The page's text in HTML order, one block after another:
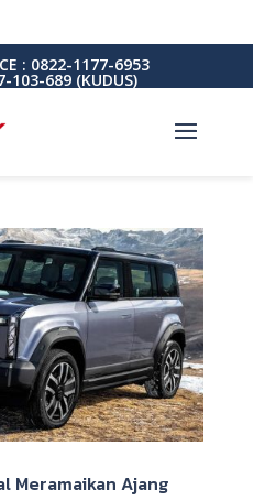
: 0822-1177-6953
103-689 (KUDUS)
Meramaikan Ajang